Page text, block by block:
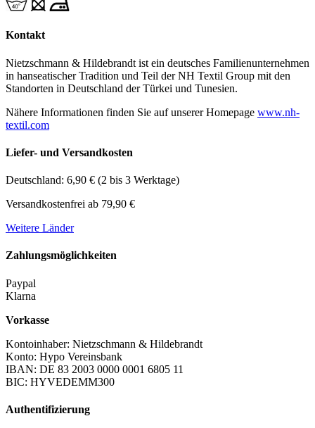
Kontakt
Nietzschmann & Hildebrandt ist ein deutsches Familienunternehmen
in hanseatischer Tradition und Teil der NH Textil Group mit den
Standorten in Deutschland der Türkei und Tunesien.
Nähere Informationen finden Sie auf unserer Homepage www.nh-
textil.com
Liefer- und Versandkosten
Deutschland: 6,90 € (2 bis 3 Werktage)
Versandkostenfrei ab 79,90 €
Weitere Länder
Zahlungsmöglichkeiten
Paypal
Klarna
Vorkasse
Kontoinhaber: Nietzschmann & Hildebrandt
Konto: Hypo Vereinsbank
IBAN: DE 83 2003 0000 0001 6805 11
BIC: HYVEDEMM300
Authentifizierung